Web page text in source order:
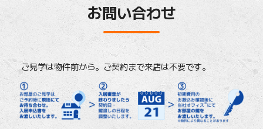
お問い合わせ
ご見学は物件前から。ご契約まで来店は不要です。